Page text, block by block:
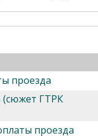
проезда
(сюжет ГТРК
проезда